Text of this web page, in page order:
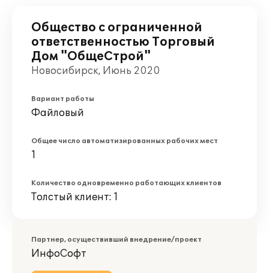
Общество с ограниченной
ответственностью Торговый
Дом "ОбщеСтрой"
Новосибирск, Июнь 2020
Вариант работы
Файловый
Общее число автоматизированных рабочих мест
1
Количество одновременно работающих клиентов
Толстый клиент: 1
Партнер, осуществивший внедрение/проект
ИнфоСофт